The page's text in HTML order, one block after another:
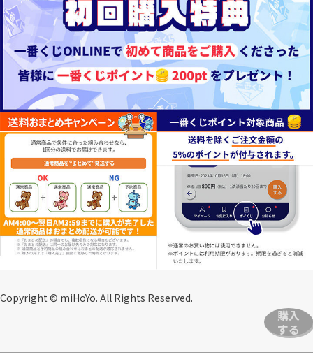
Copyright © miHoYo. All Rights Reserved.
購入
する